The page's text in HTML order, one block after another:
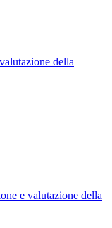
della
e valutazione della